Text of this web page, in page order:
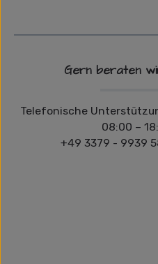
Gern beraten
Telefonische
08:00 –
+49 3379 - 9939